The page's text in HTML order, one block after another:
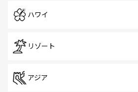
ハワイ
リゾート
アジア